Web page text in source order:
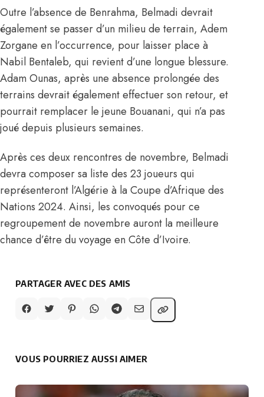
Outre l’absence de Benrahma, Belmadi devrait
également se passer d’un milieu de terrain, Adem
Zorgane en l’occurrence, pour laisser place à
Nabil Bentaleb, qui revient d’une longue blessure.
Adam Ounas, après une absence prolongée des
terrains devrait également effectuer son retour, et
pourrait remplacer le jeune Bouanani, qui n’a pas
joué depuis plusieurs semaines.
Après ces deux rencontres de novembre, Belmadi
devra composer sa liste des 23 joueurs qui
représenteront l’Algérie à la Coupe d’Afrique des
Nations 2024. Ainsi, les convoqués pour ce
regroupement de novembre auront la meilleure
chance d’être du voyage en Côte d’Ivoire.
PARTAGER AVEC DES AMIS
VOUS POURRIEZ AUSSI AIMER